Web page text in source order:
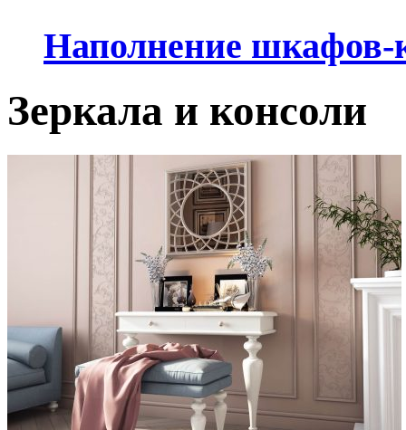
Наполнение шкафов-
Зеркала и консоли